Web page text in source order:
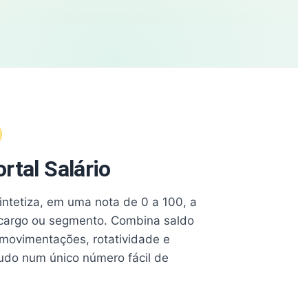
Salário
em uma nota de 0 a 100, a
ou segmento. Combina saldo
rotatividade e
num único número fácil de